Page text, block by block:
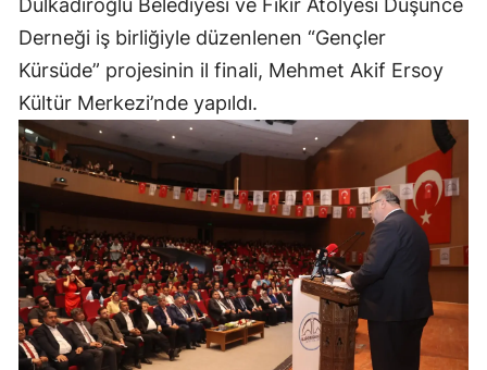
Dulkadiroğlu Belediyesi ve Fikir Atölyesi Düşünce
Derneği iş birliğiyle düzenlenen “Gençler
Kürsüde” projesinin il finali, Mehmet Akif Ersoy
Kültür Merkezi’nde yapıldı.